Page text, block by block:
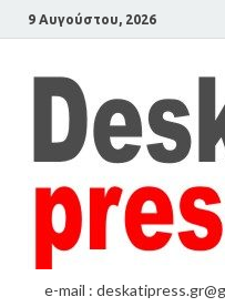
9 Αυγούστου, 2026
e-mail :